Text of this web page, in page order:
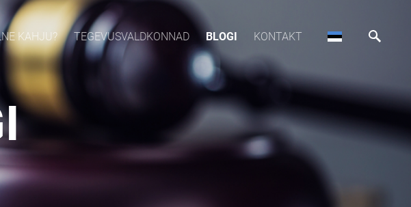
KAHJU? TEGEVUSVALDKONNAD BLOGI KONTAKT